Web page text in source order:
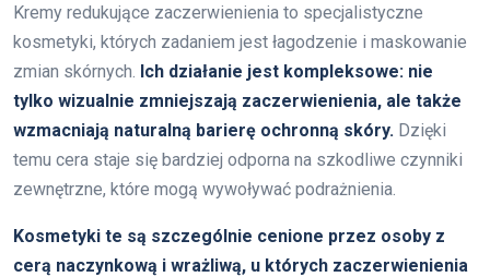
Kremy redukujące zaczerwienienia to specjalistyczne
kosmetyki, których zadaniem jest łagodzenie i maskowanie
zmian skórnych. Ich działanie jest kompleksowe: nie
tylko wizualnie zmniejszają zaczerwienienia, ale także
wzmacniają naturalną barierę ochronną skóry. Dzięki
temu cera staje się bardziej odporna na szkodliwe czynniki
zewnętrzne, które mogą wywoływać podrażnienia.
Kosmetyki te są szczególnie cenione przez osoby z
cerą naczynkową i wrażliwą, u których zaczerwienienia